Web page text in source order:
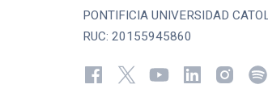
PONTIFICIA UNIVERSIDAD
RUC: 20155945860